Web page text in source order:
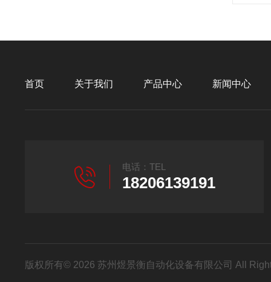
首页 关于我们 产品中心 新闻中心
电话：TEL
18206139191
版权所有© 2026 苏州煜景衡自动化设备有限公司 All